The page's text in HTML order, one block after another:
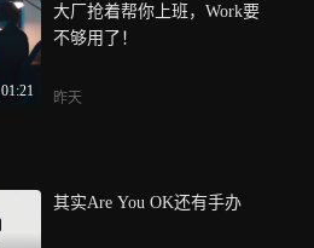
庭”，再来看看其他要闻，李
在明宣布进入“国家灾难状
台电器；现货黄金突破4300
01:21
大厂抢着帮你上班，Work要
不够用了！
昨天
其实Are You OK还有手办